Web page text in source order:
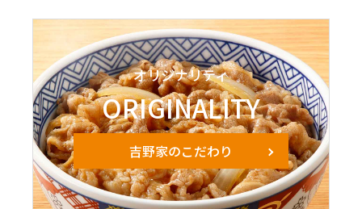
オリジナリティ
ORIGINALITY
吉野家のこだわり